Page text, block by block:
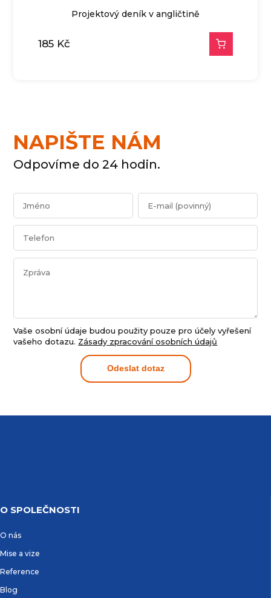
Projektový deník v angličtině
185Kč
NAPIŠTE NÁM
Odpovíme do 24 hodin.
Vaše osobní údaje budou použity pouze pro účely vyřešení
vašeho dotazu. Zásady zpracování osobních údajů
Odeslat dotaz
O SPOLEČNOSTI
O nás
Mise a vize
Reference
Blog